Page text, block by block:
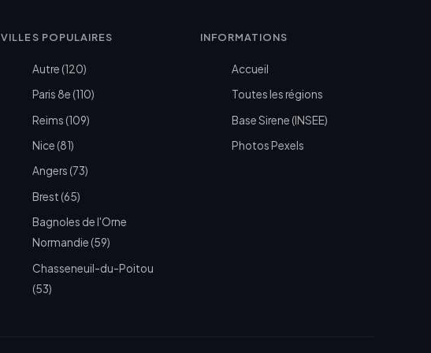
VILLES POPULAIRES
Autre (120)
Paris 8e (110)
Reims (109)
Nice (81)
Angers (73)
Brest (65)
Bagnoles de l'Orne
Normandie (59)
Chasseneuil-du-Poitou
(53)
INFORMATIONS
Accueil
Toutes les régions
Base Sirene (INSEE)
Photos Pexels